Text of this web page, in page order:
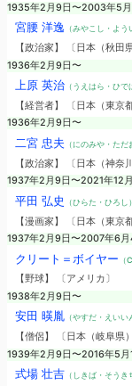
1935年2月9日〜2003年5
宮腰 洋逸 （みやこし・よう
【政治家】 〔日本（秋田
1936年2月9日〜
上原 英治（うえはら・ひで
【経営者】 〔日本（東京
1936年2月9日〜
二宮 忠夫 （にのみや・ただ
【政治家】 〔日本（神奈
1937年2月9日〜2021年12
平田 弘史 （ひらた・ひろし）
【漫画家】 〔日本（東京
1937年2月9日〜2007年6月
クリート＝ボイヤー （
【野球】 〔アメリカ〕
1938年2月9日〜
安田 暎胤（やすだ・えいい
【僧侶】 〔日本（岐阜県）
1939年2月9日〜2016年5月
式場 壮吉（しきば・そうき